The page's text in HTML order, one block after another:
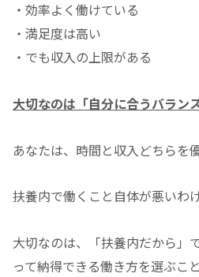
・効率よく働けている
・満足度は高い
・でも収入の上限がある
大切なのは「自分に合うバラン
あなたは、時間と収入どちらを
扶養内で働くこと自体が悪いわ
大切なのは、「扶養内だから」
って納得できる働き方を選ぶこと